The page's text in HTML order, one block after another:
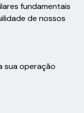
fundamentais
de nossos
sua operação